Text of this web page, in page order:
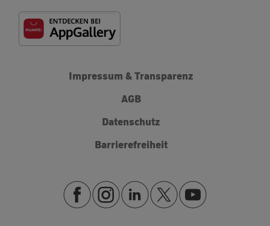
Impressum & Transparenz
AGB
Datenschutz
Barrierefreiheit